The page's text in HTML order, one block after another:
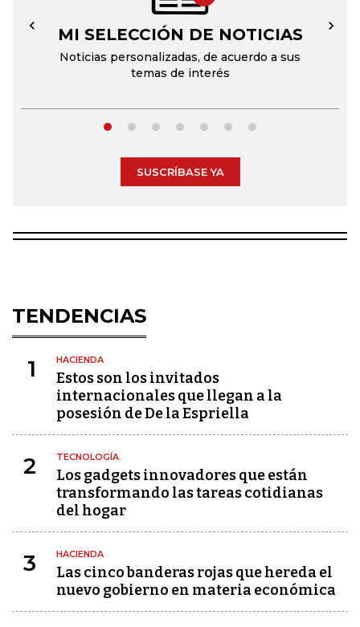
MI SELECCIÓN DE NOTICIAS
Noticias personalizadas, de acuerdo a sus
temas de interés
← →
SUSCRÍBASE YA
TENDENCIAS
1 HACIENDA
Estos son los invitados
internacionales que llegan a la
posesión de De la Espriella
2 TECNOLOGÍA
Los gadgets innovadores que están
transformando las tareas cotidianas
del hogar
3 HACIENDA
Las cinco banderas rojas que hereda el
nuevo gobierno en materia económica